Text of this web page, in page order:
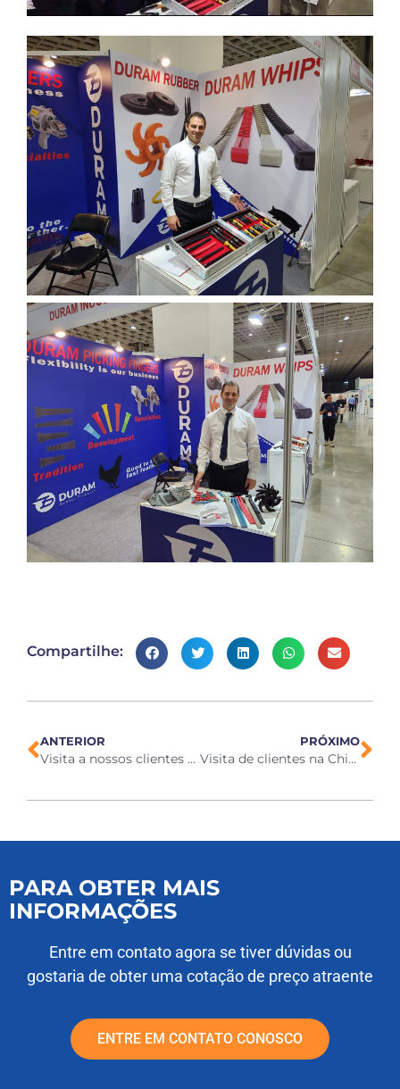
Compartilhe:
ANTERIOR
Visita a nossos clientes na América do Norte Agosto de 2023
PRÓXIMO
Visita de clientes na China em 2023
PARA OBTER MAIS
INFORMAÇÕES
Entre em contato agora se tiver dúvidas ou
gostaria de obter uma cotação de preço atraente
ENTRE EM CONTATO CONOSCO